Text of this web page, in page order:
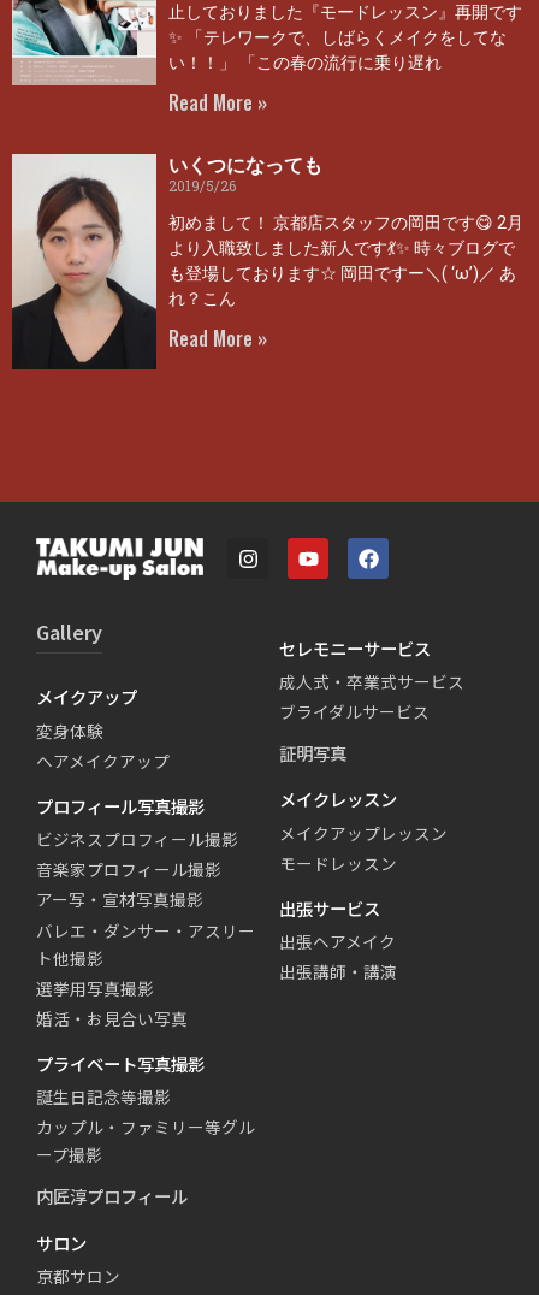
止しておりました『モードレッスン』再開です
✨ 「テレワークで、しばらくメイクをしてな
い！！」 「この春の流行に乗り遅れ
Read More »
いくつになっても
2019/5/26
初めまして！ 京都店スタッフの岡田です😋 2月
より入職致しました新人です💃✨ 時々ブログで
も登場しております☆ 岡田ですー＼( ‘ω’)／ あ
れ？こん
Read More »
Gallery
メイクアップ
変身体験
ヘアメイクアップ
プロフィール写真撮影
ビジネスプロフィール撮影
音楽家プロフィール撮影
アー写・宣材写真撮影
バレエ・ダンサー・アスリー
ト他撮影
選挙用写真撮影
婚活・お見合い写真
プライベート写真撮影
誕生日記念等撮影
カップル・ファミリー等グル
ープ撮影
セレモニーサービス
成人式・卒業式サービス
ブライダルサービス
証明写真
メイクレッスン
メイクアップレッスン
モードレッスン
出張サービス
出張ヘアメイク
出張講師・講演
内匠淳プロフィール
サロン
京都サロン